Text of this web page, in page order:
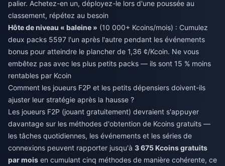
palier. Achetez-en un, déployez-le lors d'une poussée au
classement, répétez au besoin
Hôte de niveau « baleine » (10 000+ Kcoins/mois) : Cumulez
deux packs 5597 l'un après l'autre pendant les événements
bonus pour atteindre le plancher de 1,36 ¢/Kcoin. Ne vous
embêtez pas avec les plus petits packs — ils sont 15 % moins
rentables par Kcoin
Comment les joueurs F2P et les petits dépensiers doivent-ils
ajuster leur stratégie après la hausse ?
Les joueurs F2P (jouant gratuitement) devraient s'appuyer
davantage sur les méthodes d'obtention de Kcoins gratuits —
les tâches quotidiennes, les événements et les séries de
connexions peuvent rapporter jusqu'à 3 675 Kcoins gratuits
par mois en cumulant cinq méthodes de manière cohérente, ce